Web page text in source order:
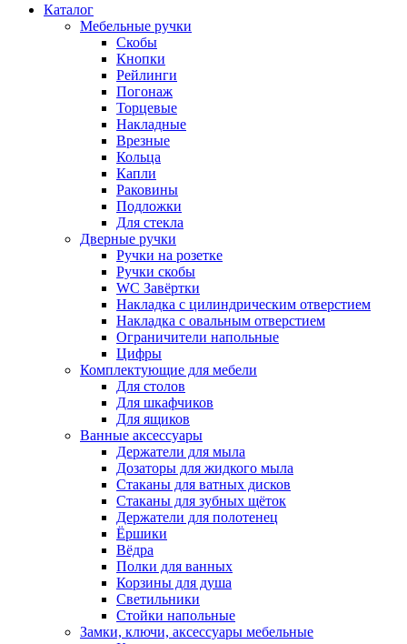
Каталог
Мебельные ручки
Скобы
Кнопки
Рейлинги
Погонаж
Торцевые
Накладные
Врезные
Кольца
Капли
Раковины
Подложки
Для стекла
Дверные ручки
Ручки на розетке
Ручки скобы
WC Завёртки
Накладка с цилиндрическим отверстием
Накладка с овальным отверстием
Ограничители напольные
Цифры
Комплектующие для мебели
Для столов
Для шкафчиков
Для ящиков
Ванные аксессуары
Держатели для мыла
Дозаторы для жидкого мыла
Стаканы для ватных дисков
Стаканы для зубных щёток
Держатели для полотенец
Ёршики
Вёдра
Полки для ванных
Корзины для душа
Светильники
Стойки напольные
Замки, ключи, аксессуары мебельные